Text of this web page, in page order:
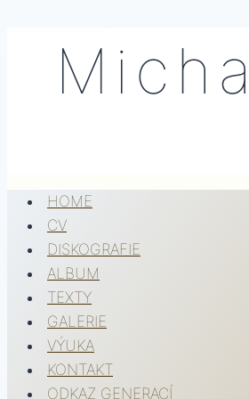
HOME
CV
DISKOGRAFIE
ALBUM
TEXTY
GALERIE
VÝUKA
KONTAKT
ODKAZ GENERACÍ